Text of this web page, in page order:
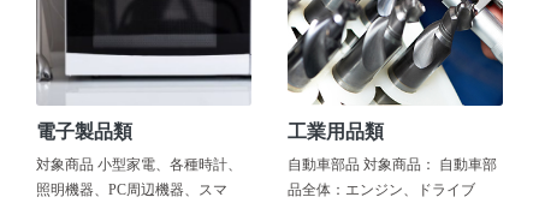
電子製品類
対象商品 小型家電、各種時計、
照明機器、PC周辺機器、スマ
工業用品類
自動車部品 対象商品： 自動車部
品全体：エンジン、ドライブ